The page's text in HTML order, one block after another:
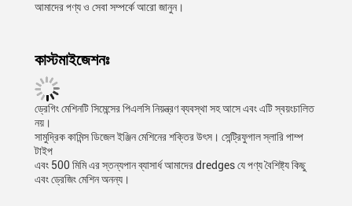
আমাদের পণ্য ও সেবা সম্পর্কে আরো জানুন।
কাস্টমাইজেশনঃ
ড্রেগিং মেশিনটি সিমেন্সের পিএলসি নিয়ন্ত্রণ ব্যবস্থা সহ আসে এবং এটি স্বয়ংচালিত
নয়।
সামুদ্রিক কামিন্স ডিজেল ইঞ্জিন মেশিনের শক্তির উৎস। সেন্ট্রিফুগাল স্লারি পাম্প
টাইপ
এবং 500 মিমি এর স্তন্যপান ব্যাসার্ধ আমাদের dredges যে পণ্য বৈশিষ্ট্য কিছু
এবং ড্রেজিং মেশিন অনন্য।